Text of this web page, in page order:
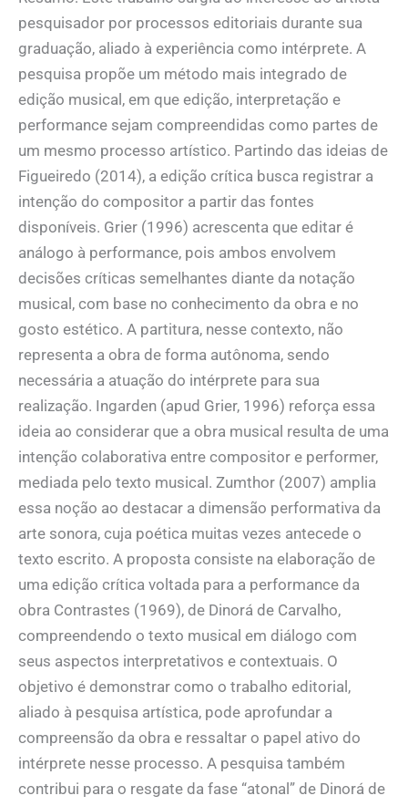
pesquisador por processos editoriais durante sua
graduação, aliado à experiência como intérprete. A
pesquisa propõe um método mais integrado de
edição musical, em que edição, interpretação e
performance sejam compreendidas como partes de
um mesmo processo artístico. Partindo das ideias de
Figueiredo (2014), a edição crítica busca registrar a
intenção do compositor a partir das fontes
disponíveis. Grier (1996) acrescenta que editar é
análogo à performance, pois ambos envolvem
decisões críticas semelhantes diante da notação
musical, com base no conhecimento da obra e no
gosto estético. A partitura, nesse contexto, não
representa a obra de forma autônoma, sendo
necessária a atuação do intérprete para sua
realização. Ingarden (apud Grier, 1996) reforça essa
ideia ao considerar que a obra musical resulta de uma
intenção colaborativa entre compositor e performer,
mediada pelo texto musical. Zumthor (2007) amplia
essa noção ao destacar a dimensão performativa da
arte sonora, cuja poética muitas vezes antecede o
texto escrito. A proposta consiste na elaboração de
uma edição crítica voltada para a performance da
obra Contrastes (1969), de Dinorá de Carvalho,
compreendendo o texto musical em diálogo com
seus aspectos interpretativos e contextuais. O
objetivo é demonstrar como o trabalho editorial,
aliado à pesquisa artística, pode aprofundar a
compreensão da obra e ressaltar o papel ativo do
intérprete nesse processo. A pesquisa também
contribui para o resgate da fase “atonal” de Dinorá de